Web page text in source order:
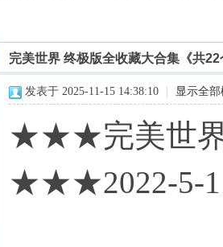
完美世界 终极版全收藏大合集《共
发表于 2025-11-15 14:38:10 显示全
★★★完美世界
★★★2022-5-